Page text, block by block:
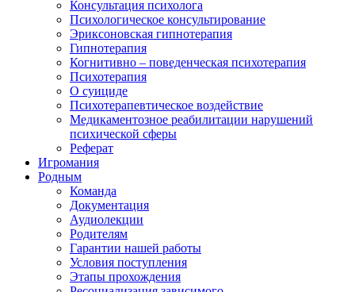
Консультация психолога
Психологическое консультирование
Эриксоновская гипнотерапия
Гипнотерапия
Когнитивно – поведенческая психотерапия
Психотерапия
О суициде
Психотерапевтическое воздействие
Медикаментозное реабилитации нарушений
психической сферы
Реферат
Игромания
Родным
Команда
Документация
Аудиолекции
Родителям
Гарантии нашей работы
Условия поступления
Этапы прохождения